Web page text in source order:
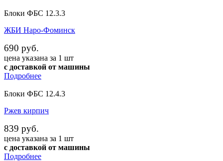
Блоки ФБС 12.3.3
ЖБИ Наро-Фоминск
690 руб.
цена указана за 1 шт
с доставкой от машины
Подробнее
Блоки ФБС 12.4.3
Ржев кирпич
839 руб.
цена указана за 1 шт
с доставкой от машины
Подробнее